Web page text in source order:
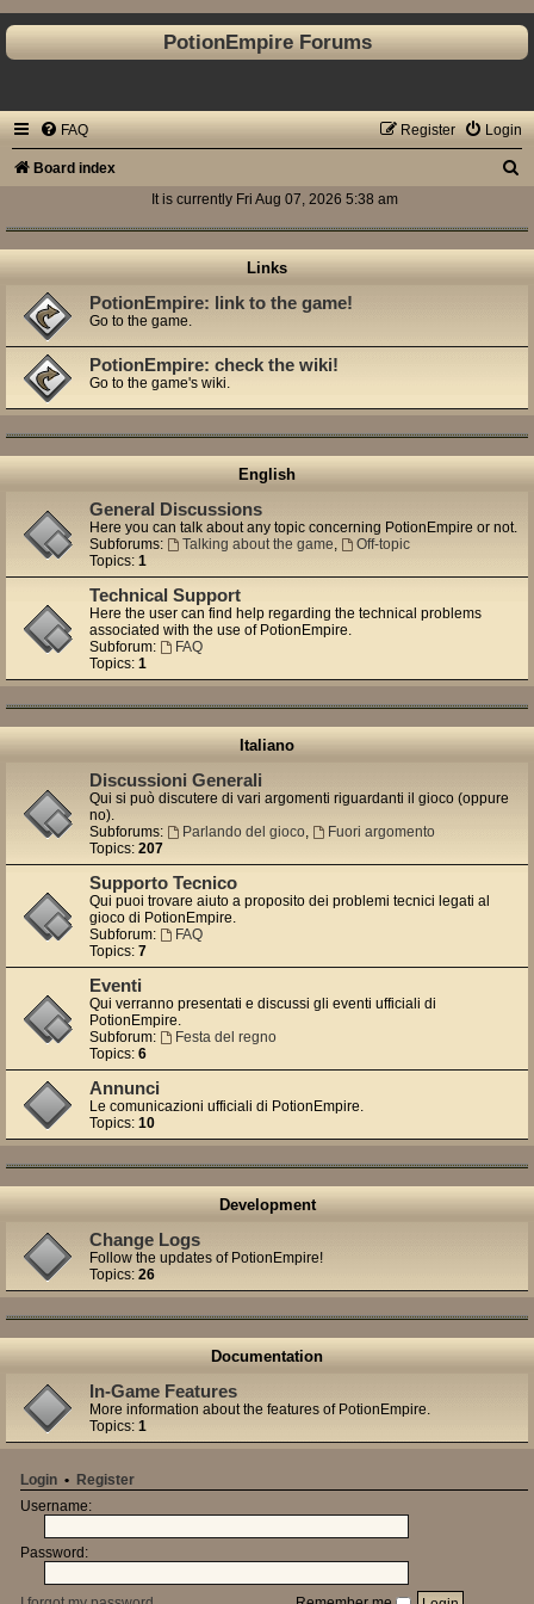
PotionEmpire Forums
FAQ Login
Register
Board index
a
r
It is currently Fri Aug 07, 2026 5:38 am
Links
PotionEmpire: link to the game!
Go to the game.
PotionEmpire: check the wiki!
Go to the game's wiki.
English
General Discussions
Here you can talk about any topic concerning PotionEmpire or not.
Subforums:
Talking about the game,
Off-topic
Topics: 1
Technical Support
Here the user can find help regarding the technical problems
associated with the use of PotionEmpire.
Subforum:
FAQ
Topics: 1
Italiano
Discussioni Generali
Qui si può discutere di vari argomenti riguardanti il gioco (oppure
no).
Subforums:
Parlando del gioco,
Fuori argomento
Topics: 207
Supporto Tecnico
Qui puoi trovare aiuto a proposito dei problemi tecnici legati al
gioco di PotionEmpire.
Subforum:
FAQ
Topics: 7
Eventi
Qui verranno presentati e discussi gli eventi ufficiali di
PotionEmpire.
Subforum:
Festa del regno
Topics: 6
Annunci
Le comunicazioni ufficiali di PotionEmpire.
Topics: 10
Development
Change Logs
Follow the updates of PotionEmpire!
Topics: 26
Documentation
In-Game Features
More information about the features of PotionEmpire.
Topics: 1
Login • Register
Username:
Password: